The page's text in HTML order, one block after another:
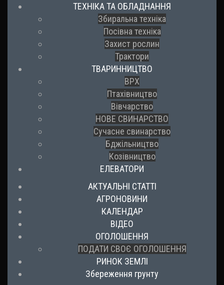
ТЕХНІКА ТА ОБЛАДНАННЯ
Збиральна техніка
Посівна техніка
Захист рослин
Трактори
ТВАРИННИЦТВО
ВРХ
Птахівництво
Вівчарство
НОВЕ СВИНАРСТВО
Сучасне свинарство
Бджільництво
Козівництво
ЕЛЕВАТОРИ
АКТУАЛЬНІ СТАТТІ
АГРОНОВИНИ
КАЛЕНДАР
ВІДЕО
ОГОЛОШЕННЯ
ПОДАТИ СВОЄ ОГОЛОШЕННЯ
РИНОК ЗЕМЛІ
Збереження грунту